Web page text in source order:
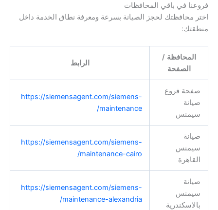
فروعنا في باقي المحافظات
اختر محافظتك لحجز الصيانة بسرعة ومعرفة نطاق الخدمة داخل
منطقتك:
المحافظة /
الصفحة
الرابط
صفحة فروع
صيانة
سيمنس
https://siemensagent.com/siemens-
maintenance/
صيانة
سيمنس
القاهرة
https://siemensagent.com/siemens-
maintenance-cairo/
صيانة
سيمنس
بالاسكندرية
https://siemensagent.com/siemens-
maintenance-alexandria/